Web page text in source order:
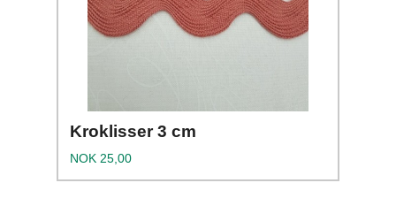
Kroklisser 3 cm
Pris
NOK 25,00